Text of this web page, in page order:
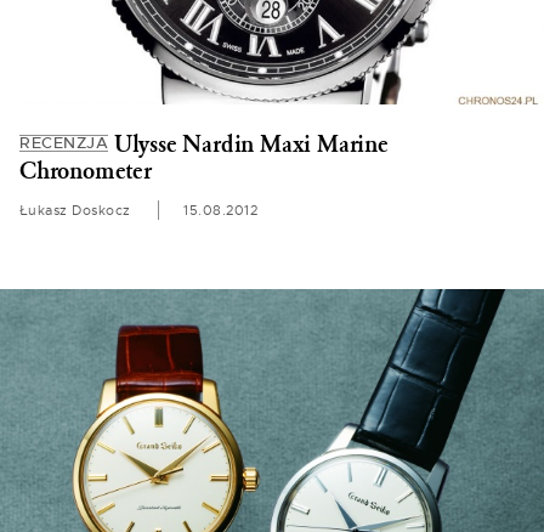
RECENZJA Ulysse Nardin Maxi Marine
Chronometer
Łukasz Doskocz 15.08.2012